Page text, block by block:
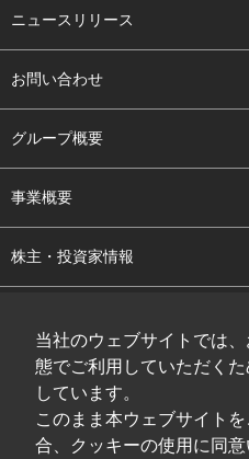
当社のウェブサイトでは
態でご利用していただく
しています。
このまま本ウェブサイト
合、クッキーの使用に同
ニュースリリース
お問い合わせ
グループ概要
事業概要
株主・投資家情報
研究開発
採用情報